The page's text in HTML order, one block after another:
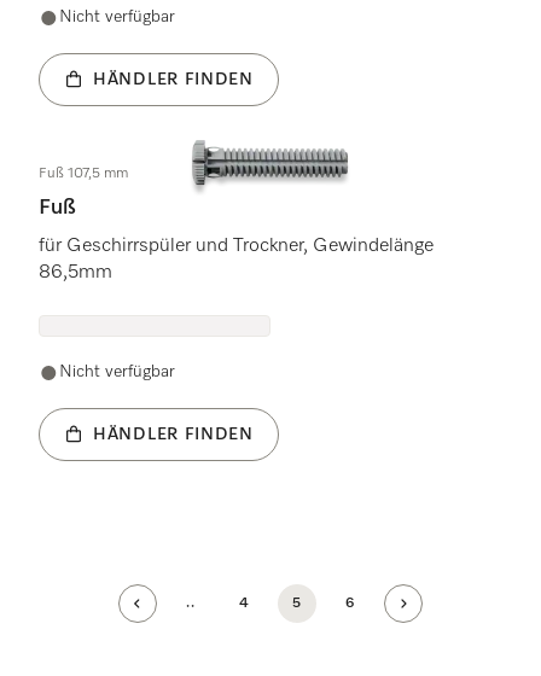
Nicht verfügbar
HÄNDLER FINDEN
Fuß 107,5 mm
Fuß
für Geschirrspüler und Trockner, Gewindelänge
86,5mm
Nicht verfügbar
HÄNDLER FINDEN
.. 4 5 6